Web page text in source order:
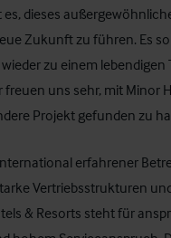
es, dieses
Zukunft zu führen. Es
zu einem
freuen uns sehr, mit Minor
Projekt gefunden zu
erfahrener
Vertriebsstrukturen
& Resorts steht für